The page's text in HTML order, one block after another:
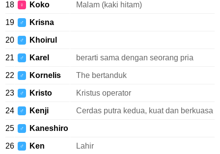
18 ♀ Koko Malam (kaki hitam)
19 ♂ Krisna
20 ♂ Khoirul
21 ♂ Karel berarti sama dengan seorang pria
22 ♂ Kornelis The bertanduk
23 ♂ Kristo Kristus operator
24 ♂ Kenji Cerdas putra kedua, kuat dan berkuasa
25 ♂ Kaneshiro
26 ♂ Ken Lahir